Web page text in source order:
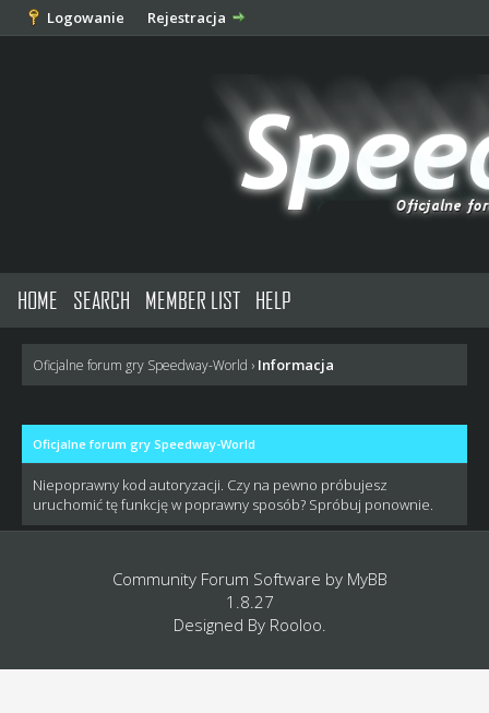
Logowanie Rejestracja
HOME SEARCH MEMBER LIST HELP
Oficjalne forum gry Speedway-World › Informacja
Oficjalne forum gry Speedway-World
Niepoprawny kod autoryzacji. Czy na pewno próbujesz
uruchomić tę funkcję w poprawny sposób? Spróbuj ponownie.
Community Forum Software by MyBB
1.8.27
Designed By Rooloo.